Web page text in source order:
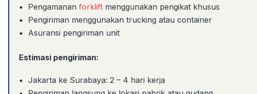
Pengamananforklift menggunakan pengikat khusus
Pengiriman menggunakan trucking atau container
Asuransi pengiriman unit
Estimasi pengiriman:
Jakarta ke Surabaya: 2 – 4 hari kerja